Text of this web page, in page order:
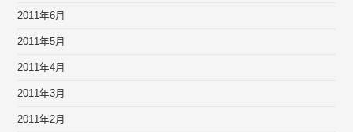
2011年6月
2011年5月
2011年4月
2011年3月
2011年2月